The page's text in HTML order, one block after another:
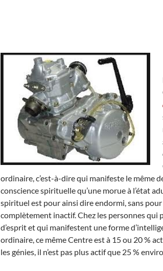
ordinaire, c’est-à-dire qui manifeste le même
conscience spirituelle qu’une morue à l’état
spirituel est pour ainsi dire endormi, sans
complètement inactif. Chez les personnes qui
d’esprit et qui manifestent une forme
ordinaire, ce même Centre est à 15 ou 20 %
les génies, il n’est pas plus actif que 25 %